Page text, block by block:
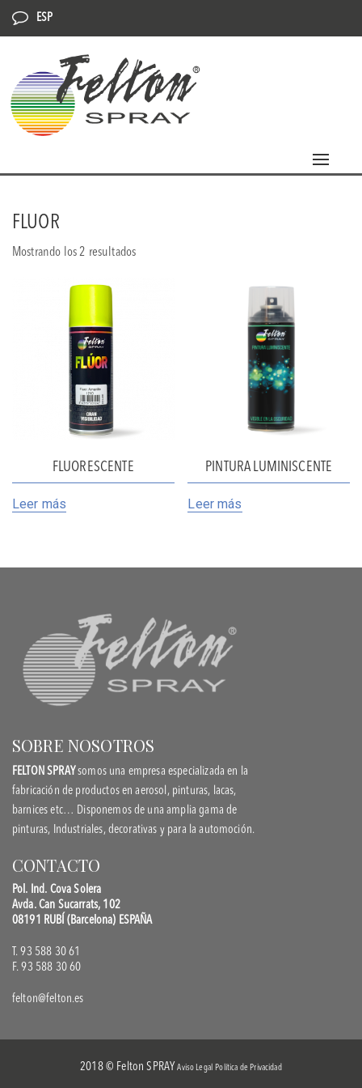
ESP
Toggle
FLUOR
Mostrando los 2 resultados
FLUORESCENTE
Leer más
PINTURA LUMINISCENTE
Leer más
SOBRE NOSOTROS
FELTON SPRAYsomos una empresa especializada en la
fabricación de productos en aerosol, pinturas, lacas,
barnices etc… Disponemos de una amplia gama de
pinturas, Industriales, decorativas y para la automoción.
CONTACTO
Pol. Ind. Cova Solera
Avda. Can Sucarrats, 102
08191 RUBÍ (Barcelona) ESPAÑA
T. 93 588 30 61
F. 93 588 30 60
felton@felton.es
2018 © Felton SPRAYAviso Legal Política de Privacidad